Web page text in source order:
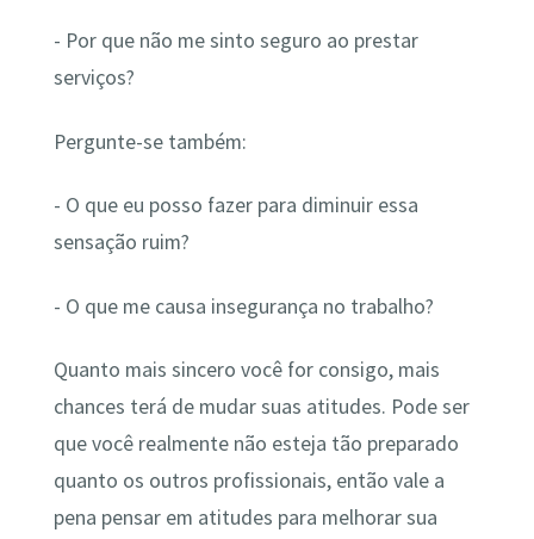
- Por que não me sinto seguro ao prestar
serviços?
Pergunte-se também:
- O que eu posso fazer para diminuir essa
sensação ruim?
- O que me causa insegurança no trabalho?
Quanto mais sincero você for consigo, mais
chances terá de mudar suas atitudes. Pode ser
que você realmente não esteja tão preparado
quanto os outros profissionais, então vale a
pena pensar em atitudes para melhorar sua